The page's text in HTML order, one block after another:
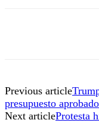
Previous article
presupuesto
Next articleProtesta